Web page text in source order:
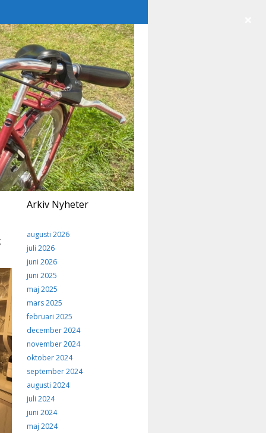
Arkiv Nyheter
augusti 2026
juli 2026
juni 2026
juni 2025
maj 2025
mars 2025
februari 2025
december 2024
november 2024
oktober 2024
september 2024
augusti 2024
juli 2024
juni 2024
maj 2024